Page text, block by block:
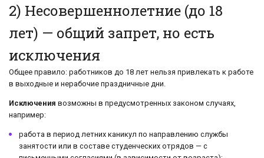
2) Несовершеннолетние (до 18
лет) — общий запрет, но есть
исключения
Общее правило: работников до 18 лет нельзя привлекать к работе
в выходные и нерабочие праздничные дни.
Исключения возможны в предусмотренных законом случаях,
например:
работа в период летних каникул по направлению службы
занятости или в составе студенческих отрядов — с